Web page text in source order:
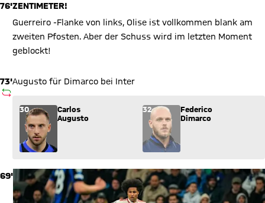
76'ZENTIMETER!
Guerreiro -Flanke von links, Olise ist vollkommen blank am
zweiten Pfosten. Aber der Schuss wird im letzten Moment
geblockt!
73'
AUSWECHSLUNG
Augusto für Dimarco bei Inter
Wechsel: Carlos Augusto (30) kommt für Federico Dimarco
30
Carlos
Augusto
32
Federico
Dimarco
69'